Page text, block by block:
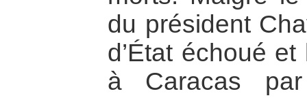
du président
d’État échoué
à Caracas